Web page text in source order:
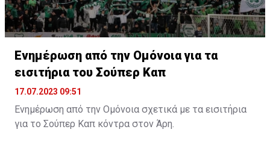
Ενημέρωση από την Ομόνοια για τα
εισιτήρια του Σούπερ Καπ
17.07.2023 09:51
Ενημέρωση από την Ομόνοια σχετικά με τα εισιτήρια
για το Σούπερ Καπ κόντρα στον Άρη.